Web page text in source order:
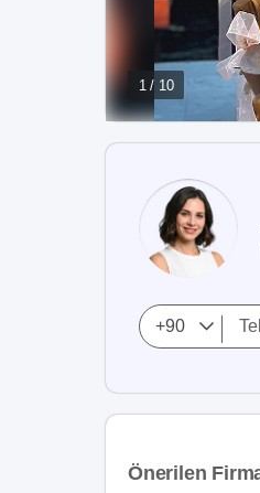
1 / 10
Önerilen